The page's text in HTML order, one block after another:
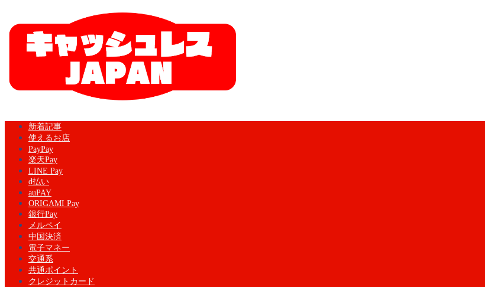
新着記事
使えるお店
PayPay
楽天Pay
LINE Pay
d払い
auPAY
ORIGAMI Pay
銀行Pay
メルペイ
中国決済
電子マネー
交通系
共通ポイント
クレジットカード